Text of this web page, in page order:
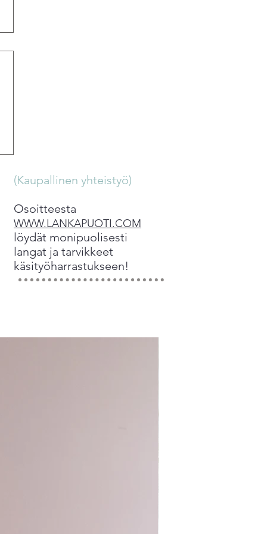
(Kaupallinen yhteistyö)
Osoitteesta
WWW.LANKAPUOTI.COM
löydät monipuolisesti
langat ja tarvikkeet
käsityöharrastukseen!